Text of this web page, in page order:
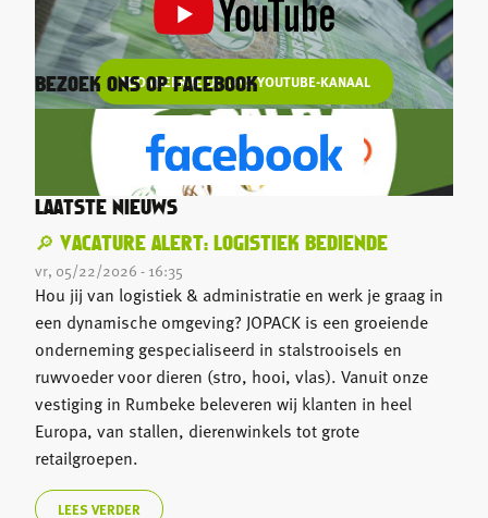
ABONNEER JE OP ONS YOUTUBE-KANAAL
BEZOEK ONS OP FACEBOOK
LAATSTE NIEUWS
🔎 VACATURE ALERT: LOGISTIEK BEDIENDE
vr, 05/22/2026 - 16:35
Hou jij van logistiek & administratie en werk je graag in
een dynamische omgeving? JOPACK is een groeiende
onderneming gespecialiseerd in stalstrooisels en
ruwvoeder voor dieren (stro, hooi, vlas). Vanuit onze
vestiging in Rumbeke beleveren wij klanten in heel
Europa, van stallen, dierenwinkels tot grote
retailgroepen.
LEES VERDER